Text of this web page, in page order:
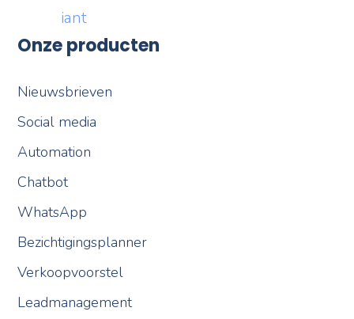
Onze producten
Nieuwsbrieven
Social media
Automation
Chatbot
WhatsApp
Bezichtigingsplanner
Verkoopvoorstel
Leadmanagement